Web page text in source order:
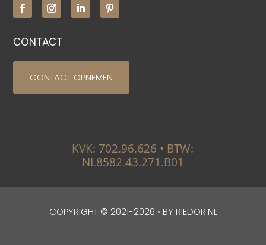
CONTACT
CONTACT OPNEMEN
KVK: 702.96.626 • BTW:
NL8582.43.271.B01
COPYRIGHT © 2021-2026 • BY RIEDOR.NL